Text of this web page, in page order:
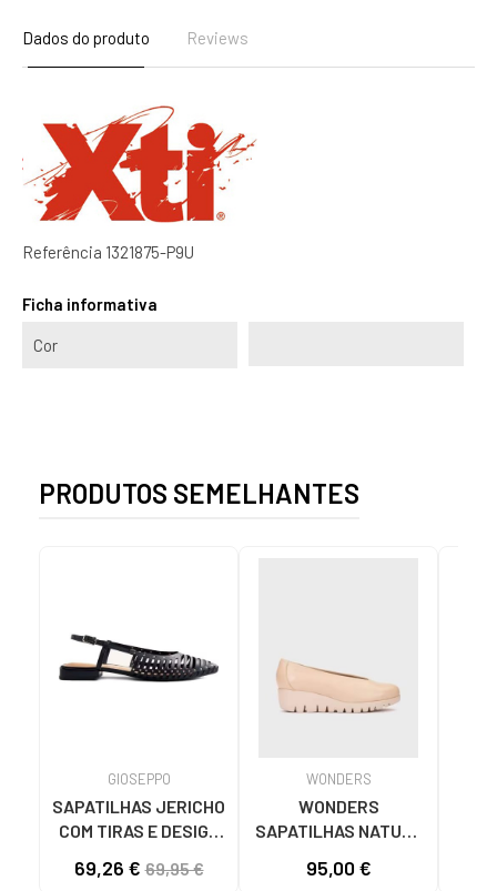
Dados do produto Reviews
Referência 1321875-P9U
Ficha informativa
Cor
PRODUTOS SEMELHANTES
GIOSEPPO
SAPATILHAS JERICHO
COM TIRAS E DESIGN
69,26 €69,95 €
WONDERS
WONDERS
SAPATILHAS NATURE
BEIG
95,00 €